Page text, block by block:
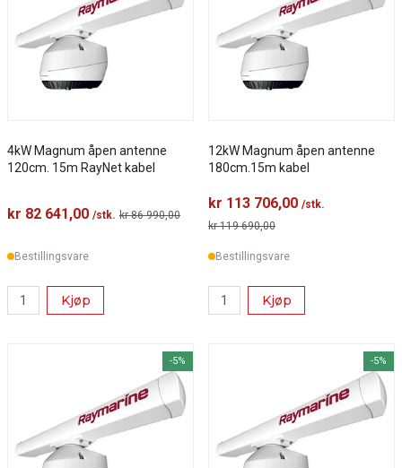
4kW Magnum åpen antenne
120cm. 15m RayNet kabel
kr 82 641,00 /stk. kr 86 990,00
Bestillingsvare
Kjøp
12kW Magnum åpen antenne
180cm.15m kabel
kr 113 706,00 /stk.
kr 119 690,00
Bestillingsvare
Kjøp
-5% -5%